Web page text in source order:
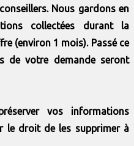
Nous gardons en
collectées durant la
(environ 1 mois). Passé ce
de votre demande seront
vos informations
le droit de les supprimer à